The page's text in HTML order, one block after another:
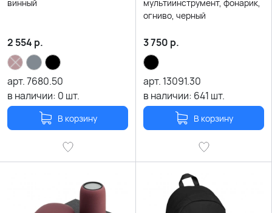
винный
2 554 р.
арт.7680.50
в наличии: 0 шт.
В корзину
мультиинструмент, фонарик,
огниво, черный
3 750 р.
арт. 13091.30
в наличии: 641 шт.
В корзину